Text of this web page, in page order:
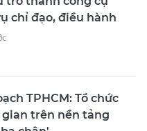
chỉ đạo, điều hành
TPHCM: Tổ chức
trên nền tảng